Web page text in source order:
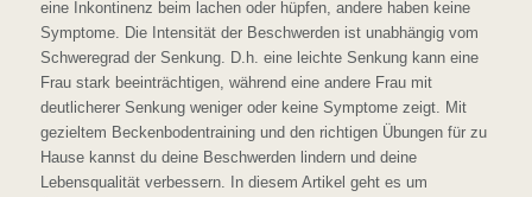
eine Inkontinenz beim lachen oder hüpfen, andere haben keine
Symptome. Die Intensität der Beschwerden ist unabhängig vom
Schweregrad der Senkung. D.h. eine leichte Senkung kann eine
Frau stark beeinträchtigen, während eine andere Frau mit
deutlicherer Senkung weniger oder keine Symptome zeigt. Mit
gezieltem Beckenbodentraining und den richtigen Übungen für zu
Hause kannst du deine Beschwerden lindern und deine
Lebensqualität verbessern. In diesem Artikel geht es um